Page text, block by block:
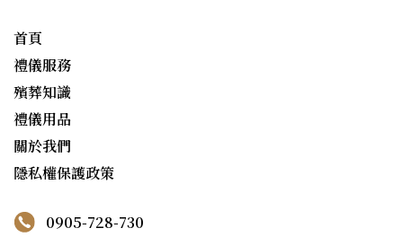
首頁
禮儀服務
殯葬知識
禮儀用品
關於我們
隱私權保護政策
0905-728-730